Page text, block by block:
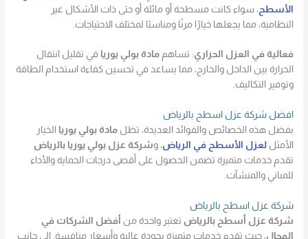
الأسطح ، سواء كانت مسطحة أو مائلة أو حتى ذات الأشكال غير
النظامية، مما يجعلها خيارًا مرنًا ومناسبًا لمختلف الاحتياجات.
فعالية في العزل الحراري: تساهممادة بولي يوريا في تقليل انتقال
الحرارة بين الداخل والخارج، مما يساعد في تحسين كفاءة استخدام الطاقة
وتوفير التكاليف.
افضل شركة عزل اسطح بالرياض
بفضل هذه الخصائص والفوائد العديدة، تظلمادة بولي يوريا الخيار
الأمثل لعزل الأسطح في الرياض، وشركة عزل بولي يوريا بالرياض
تقدم خدمات متميزة تضمن الحصول على أقصى درجات الحماية والأداء
للمباني والمنشآت.
شركة عزل اسطح بالرياض
شركة عزل أسطح بالرياض تعتبر واحدة من أفضل الشركات في
المجال، حيث تقدم خدمات متميزة بجودة عالية وأسعار منافسة. إلى جانب